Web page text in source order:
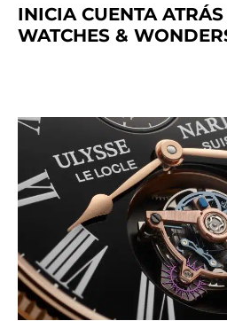
INICIA CUENTA
WATCHES &